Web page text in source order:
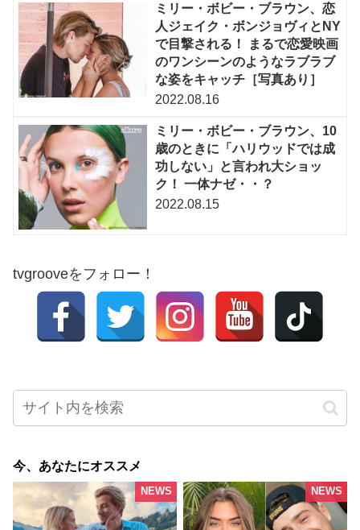
ミリー・ボビー・ブラウン、恋
人ジェイク・ボンジョヴィとNY
で目撃される！ まるで恋愛映画
のワンシーンのようなラブラブ
な姿をキャッチ［写真あり］
2022.08.16
ミリー・ボビー・ブラウン、10
歳のときに「ハリウッドでは成
功しない」と言われ大ショッ
ク！ 一体ナゼ・・？
2022.08.15
tvgrooveをフォロー！
今、あなたにオススメ
NEWS NEWS